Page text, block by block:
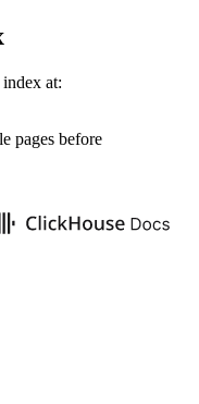
at:
pages before